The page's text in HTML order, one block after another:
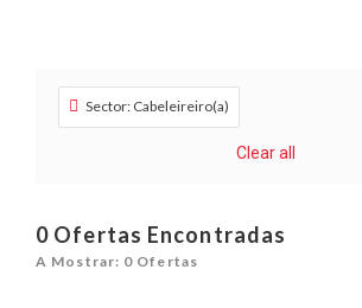
Sector: Cabeleireiro(a)
Clear all
0 Ofertas Encontradas
A Mostrar: 0 Ofertas